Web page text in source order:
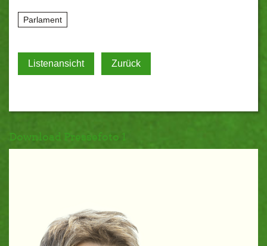
Parlament
Listenansicht Zurück
Download Pressefoto 1